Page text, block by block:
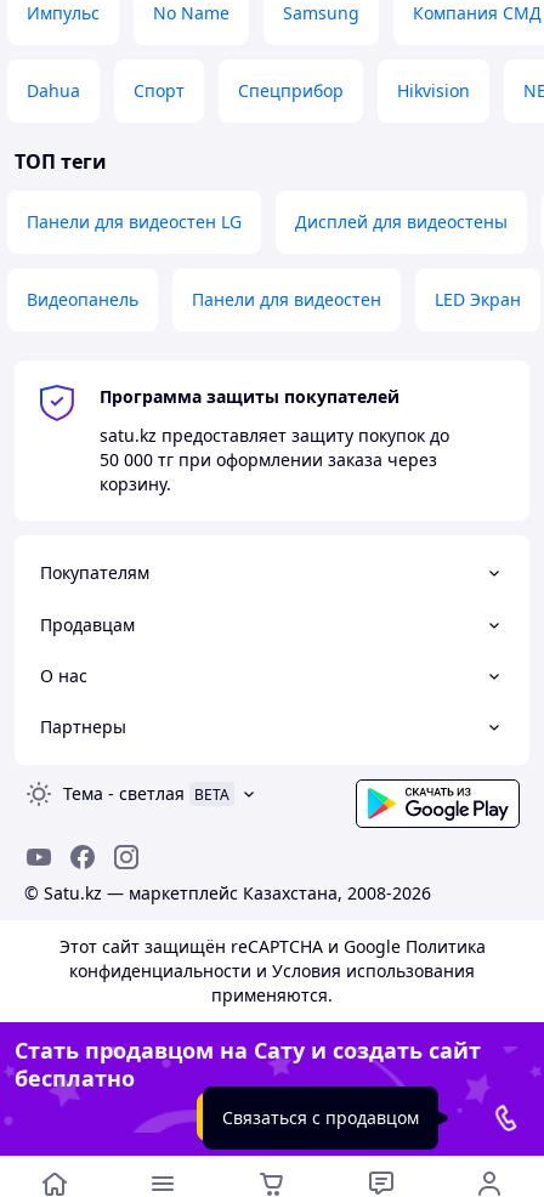
Импульс No Name Samsung Компания СМД
Dahua Спорт Спецприбор Hikvision
ТОП теги
Панели для видеостен LG Дисплей для видеостены
Видеопанель Панели для видеостен LED Экран
Программа защиты покупателей
satu.kz предоставляет защиту покупок до
50 000 тг при оформлении заказа через
корзину.
Покупателям
Продавцам
О нас
Партнеры
Тема - светлая BETA
© Satu.kz — маркетплейс Казахстана, 2008-2026
Этот сайт защищён reCAPTCHA и Google Политика
конфиденциальности и Условия использования
применяются.
Стать продавцом на Сату и создать сайт
бесплатно
Создать сайт
Связаться с продавцом